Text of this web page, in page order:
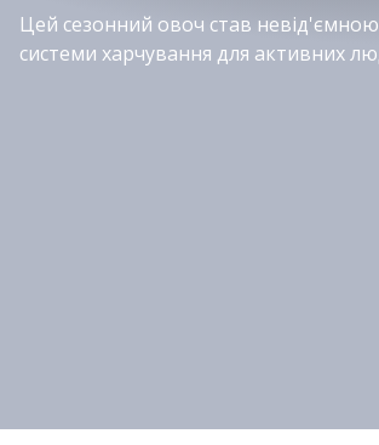
Цей сезонний овоч став
системи харчування для активних